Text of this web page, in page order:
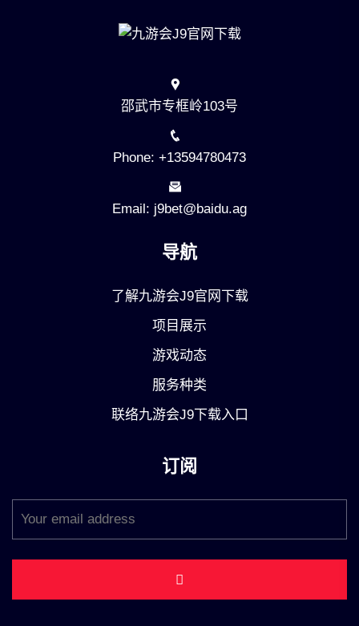
邵武市专框岭103号
Phone: +13594780473
Email: j9bet@baidu.ag
导航
了解九游会J9官网下载
项目展示
游戏动态
服务种类
联络九游会J9下载入口
订阅